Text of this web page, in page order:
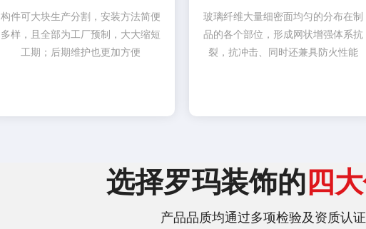
构件可大块生产分割，安装方法简便
多样，且全部为工厂预制，大大缩短
工期；后期维护也更加方便
玻璃纤维大量细密面均匀的分布在制
品的各个部位，形成网状增强体系抗
裂，抗冲击、同时还兼具防火性能
选择罗玛装饰的 四
产品品质均通过多项检验及资质认证